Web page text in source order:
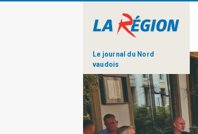
Le journal du Nord
vaudois